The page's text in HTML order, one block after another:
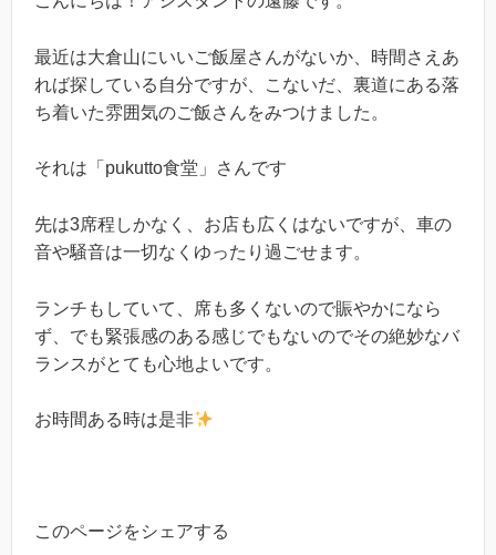
最近は大倉山にいいご飯屋さんがないか、時間さえあ
れば探している自分ですが、こないだ、裏道にある落
ち着いた雰囲気のご飯さんをみつけました。
それは「pukutto食堂」さんです
先は3席程しかなく、お店も広くはないですが、車の
音や騒音は一切なくゆったり過ごせます。
ランチもしていて、席も多くないので賑やかになら
ず、でも緊張感のある感じでもないのでその絶妙なバ
ランスがとても心地よいです。
お時間ある時は是非
このページをシェアする